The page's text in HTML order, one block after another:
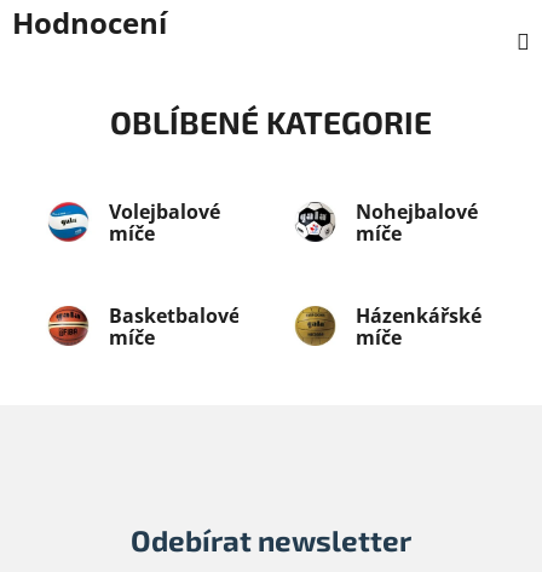
Hodnocení
OBLÍBENÉ KATEGORIE
Volejbalové
míče
Nohejbalové
míče
Basketbalové
míče
Házenkářské
míče
Odebírat newsletter